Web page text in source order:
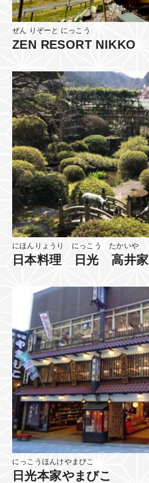
ぜん りぞーと にっこう
ZEN RESORT NIKKO
にほんりょうり にっこう たかいや
日本料理 日光 高井家
にっこうほんけやまびこ
日光本家やまびこ